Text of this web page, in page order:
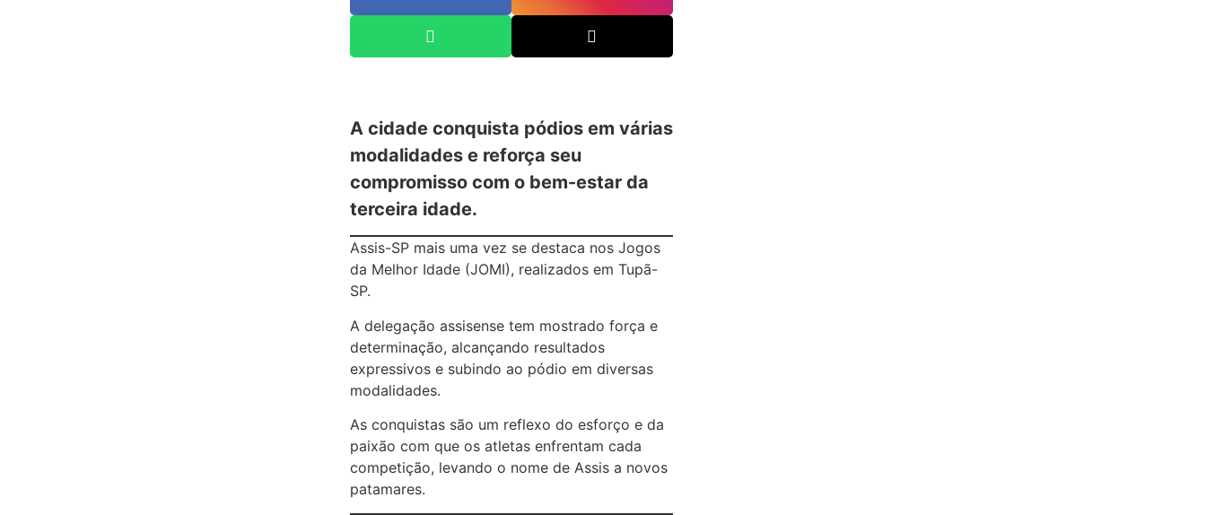
A cidade conquista pódios em várias
modalidades e reforça seu
compromisso com o bem-estar da
terceira idade.
Assis-SP mais uma vez se destaca nos Jogos
da Melhor Idade (JOMI), realizados em Tupã-
SP.
A delegação assisense tem mostrado força e
determinação, alcançando resultados
expressivos e subindo ao pódio em diversas
modalidades.
As conquistas são um reflexo do esforço e da
paixão com que os atletas enfrentam cada
competição, levando o nome de Assis a novos
patamares.